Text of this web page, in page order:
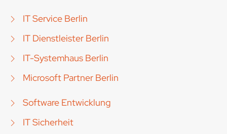
IT Service Berlin
IT Dienstleister Berlin
IT-Systemhaus Berlin
Microsoft Partner Berlin
Software Entwicklung
IT Sicherheit